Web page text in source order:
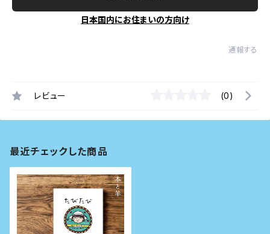
日本国内にお住まいの方向け
通報する
レビュー (0)
最近チェックした商品